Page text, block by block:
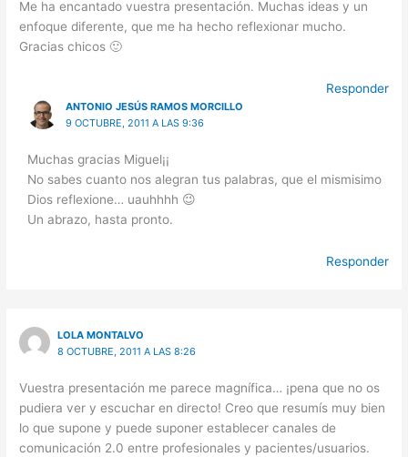
Me ha encantado vuestra presentación. Muchas ideas y un
enfoque diferente, que me ha hecho reflexionar mucho.
Gracias chicos 🙂
Responder
ANTONIO JESÚS RAMOS MORCILLO
9 OCTUBRE, 2011 A LAS 9:36
Muchas gracias Miguel¡¡
No sabes cuanto nos alegran tus palabras, que el mismisimo
Dios reflexione… uauhhhh 😉
Un abrazo, hasta pronto.
Responder
LOLA MONTALVO
8 OCTUBRE, 2011 A LAS 8:26
Vuestra presentación me parece magnífica… ¡pena que no os
pudiera ver y escuchar en directo! Creo que resumís muy bien
lo que supone y puede suponer establecer canales de
comunicación 2.0 entre profesionales y pacientes/usuarios.